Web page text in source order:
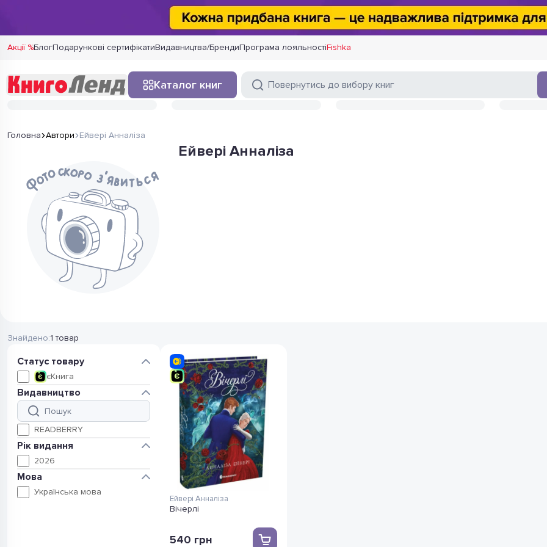
Акції %БлогПодарункові сертифікатиВидавництва/БрендиПрограма лояльностіFishka
Каталог книг
Головна Автори Ейвері Анналіза
Ейвері Анналіза
Знайдено:1 товар
Статус товару
єКнига
Видавництво
READBERRY
Рік видання
2026
Мова
Українська мова
Ейвері Анналіза
Вічерлі
540 грн